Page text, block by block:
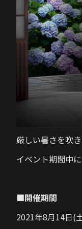
厳しい暑さを吹
イベント期間中
■開催期間
2021年8月14日(